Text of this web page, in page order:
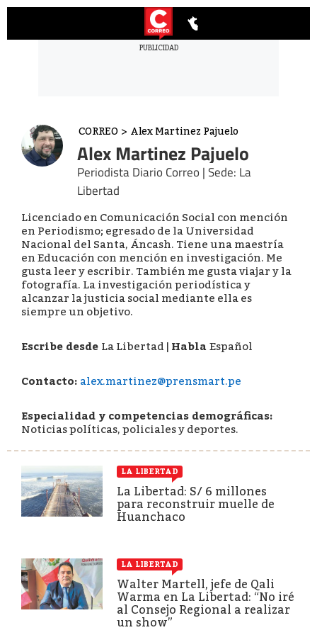
CORREO > Alex Martinez Pajuelo
Alex Martinez Pajuelo
Periodista Diario Correo | Sede: La
Libertad
Licenciado en Comunicación Social con mención
en Periodismo; egresado de la Universidad
Nacional del Santa, Áncash. Tiene una maestría
en Educación con mención en investigación. Me
gusta leer y escribir. También me gusta viajar y la
fotografía. La investigación periodística y
alcanzar la justicia social mediante ella es
siempre un objetivo.
Escribe desde La Libertad | Habla Español
Contacto: alex.martinez@prensmart.pe
Especialidad y competencias demográficas:
Noticias políticas, policiales y deportes.
LA LIBERTAD
La Libertad: S/ 6 millones
para reconstruir muelle de
Huanchaco
LA LIBERTAD
Walter Martell, jefe de Qali
Warma en La Libertad: “No iré
al Consejo Regional a realizar
un show”